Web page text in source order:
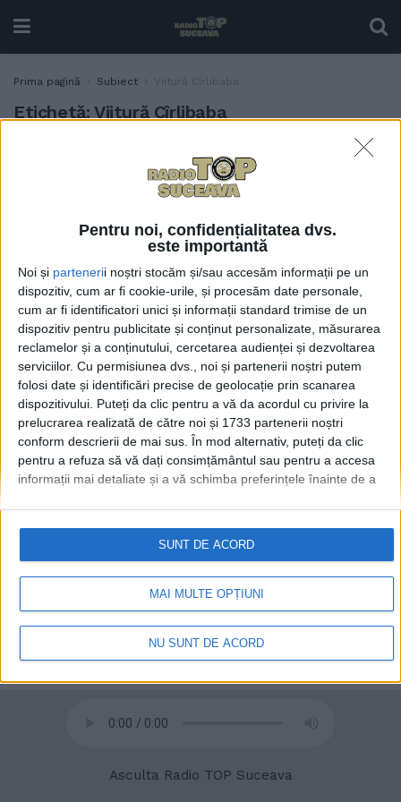
Pentru noi, confidențialitatea dvs.
este importantă
Noi și partenerii noștri stocăm și/sau accesăm informații pe un
dispozitiv, cum ar fi cookie-urile, și procesăm date personale,
cum ar fi identificatori unici și informații standard trimise de un
dispozitiv pentru publicitate și conținut personalizate, măsurarea
reclamelor și a conținutului, cercetarea audienței și dezvoltarea
serviciilor. Cu permisiunea dvs., noi și partenerii noștri putem
folosi date și identificări precise de geolocație prin scanarea
dispozitivului. Puteți da clic pentru a vă da acordul cu privire la
prelucrarea realizată de către noi și 1733 partenerii noștri
conform descrierii de mai sus. În mod alternativ, puteți da clic
pentru a refuza să vă dați consimțământul sau pentru a accesa
informații mai detaliate și a vă schimba preferințele înainte de a
retrageți consimțământul în orice moment, revenind la acest site
și făcând clic pe butonul "Confidențialitate" din partea de jos a
paginii web.
MAI MULTE OPȚIUNI
NU SUNT DE ACORD
SUNT DE ACORD
Prima pagină Subiect Viitură Cîrlibaba
Etichetă: Viitură Cîrlibaba
Patru adulți și doi copii,
salvați de pompieri din
calea unei viituri, la
9 IULIE, 2024
© 2020 Radio TOP Suceava 104 FM
Asculta Radio TOP Suceava